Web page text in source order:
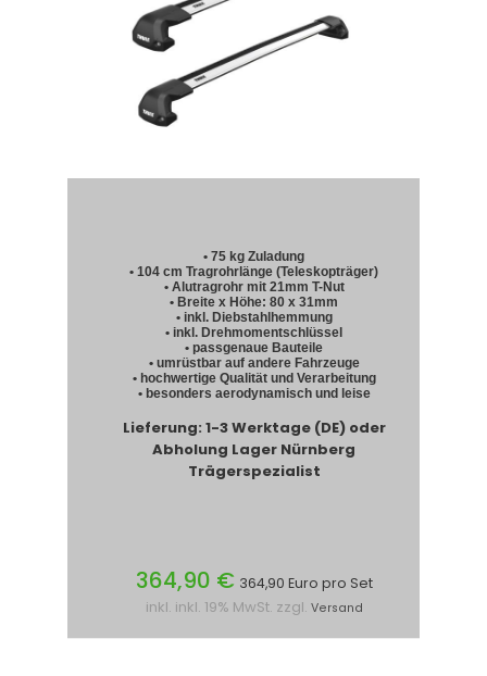
• 75 kg Zuladung
• 104 cm Tragrohrlänge (Teleskopträger)
• Alutragrohr mit 21mm T-Nut
• Breite x Höhe: 80 x 31mm
• inkl. Diebstahlhemmung
• inkl. Drehmomentschlüssel
• passgenaue Bauteile
• umrüstbar auf andere Fahrzeuge
• hochwertige Qualität und Verarbeitung
• besonders aerodynamisch und leise
Lieferung: 1-3 Werktage (DE) oder
Abholung Lager Nürnberg
Trägerspezialist
364,90 € 364,90 Euro pro Set
inkl. inkl. 19% MwSt. zzgl. Versand